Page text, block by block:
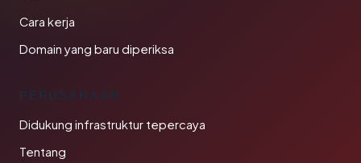
Cara kerja
Domain yang baru diperiksa
PERUSAHAAN
Didukung infrastruktur tepercaya
Tentang